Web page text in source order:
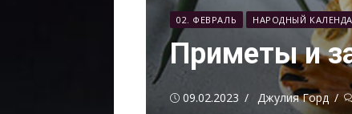
02. ФЕВРАЛЬ НАРОДНЫЙ
Приметы и
Опубликовано
09.02.2023 Автор
Джулия Горд